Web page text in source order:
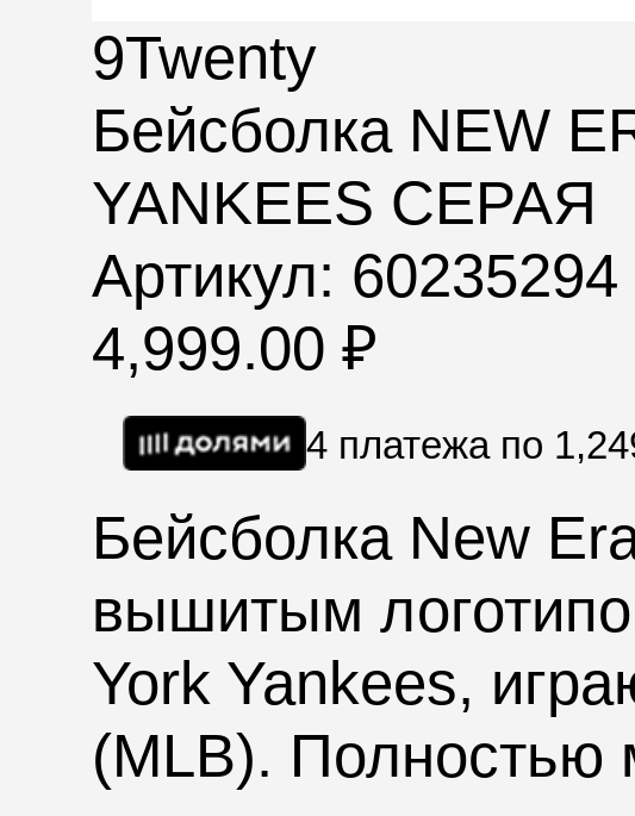
9Twenty
Бейсболка NEW
YANKEES СЕРАЯ
Артикул: 60235294
4,999.00₽
4 платежа по
Бейсболка New
вышитым
York Yankees,
(MLB). Полностью